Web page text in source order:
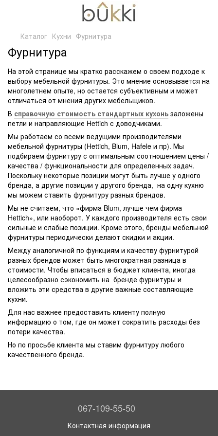
Каталог Кухни Фурнитура
Фурнитура
На этой странице мы кратко расскажем о своем подходе к
выбору мебельной фурнитуры. Это мнение основывается на
многолетнем опыте, но остается субъективным и может
отличаться от мнения других мебельщиков.
В справочную стоимость стандартных кухонь заложены
петли и направляющие Hettich с доводчиками.
Мы работаем со всеми ведущими производителями
мебельной фурнитуры (Hettich, Blum, Hafele и пр). Мы
подбираем фурнитуру с оптимальным соотношением цены /
качества / функциональности для определенных задач.
Поскольку некоторые позиции могут быть лучше у одного
бренда, а другие позиции у другого бренда, на одну кухню
мы можем ставить фурнитуру разных брендов.
Мы не считаем, что «фирма Blum, лучше чем фирма
Hettich», или наоборот. У каждого производителя есть свои
сильные и слабые позиции. Кроме этого, бренды мебельной
фурнитуры периодически делают скидки и акции.
Между аналогичной по функциям и качеству фурнитурой
разных брендов может быть многократная разница в
стоимости. Чтобы вписаться в бюджет клиента, иногда
целесообразно сэкономить на бренде фурнитуры и
вложить эти средства в другие важные составляющие
кухни.
Для нас важнее предоставить клиенту полную
информацию о том, где он может сократить расходы без
потери качества.
Но по просьбе клиента мы ставим фурнитуру любого
качественного бренда.
067-109-55-50
Контактная информация